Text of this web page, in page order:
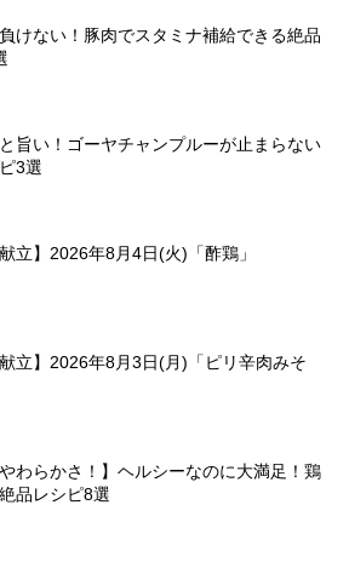
けない！豚肉でスタミナ補給できる絶品
旨い！ゴーヤチャンプルーが止まらない
3選
献立】2026年8月4日(火)「酢鶏」
献立】2026年8月3日(月)「ピリ辛肉みそ
やわらかさ！】ヘルシーなのに大満足！鶏
品レシピ8選